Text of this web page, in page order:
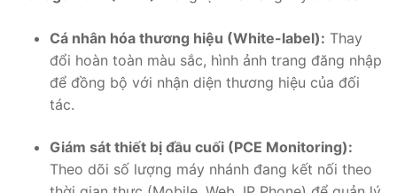
Cá nhân hóa thương hiệu (White-label): Thay
đổi hoàn toàn màu sắc, hình ảnh trang đăng nhập
để đồng bộ với nhận diện thương hiệu của đối
tác.
Giám sát thiết bị đầu cuối (PCE Monitoring):
Theo dõi số lượng máy nhánh đang kết nối theo